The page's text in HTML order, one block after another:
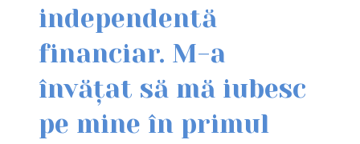
independentă
financiar. M-a
învățat să mă iubesc
pe mine în primul